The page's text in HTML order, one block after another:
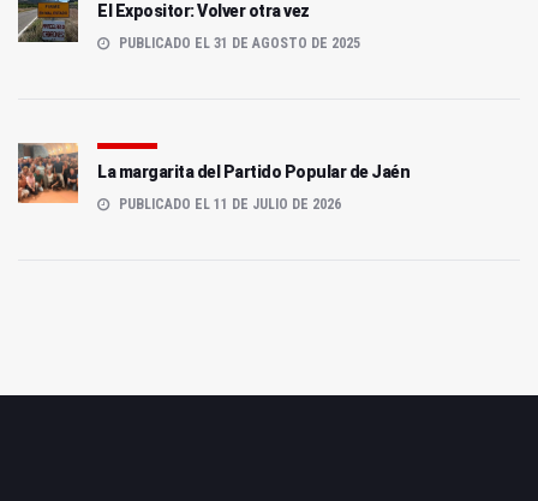
El Expositor: Volver otra vez
PUBLICADO EL 31 DE AGOSTO DE 2025
La margarita del Partido Popular de Jaén
PUBLICADO EL 11 DE JULIO DE 2026